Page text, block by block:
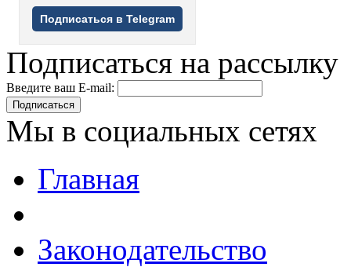
Подписаться в Telegram
Подписаться на рассылку
Введите ваш E-mail:
Подписаться
Мы в социальных сетях
Главная
Законодательство